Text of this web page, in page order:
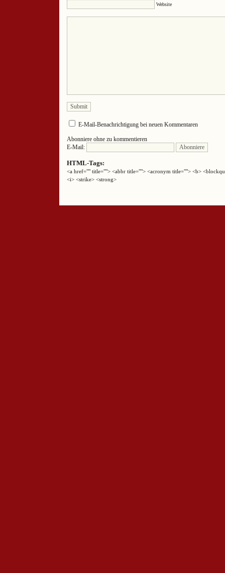
Website
E-Mail-Benachrichtigung bei neuen Kommentaren
Abonniere ohne zu kommentieren
E-Mail:
HTML-Tags:
<a href="" title=""> <abbr title=""> <acronym title=""> <b>
<i> <strike> <strong>